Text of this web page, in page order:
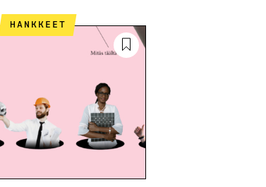
HANKKEET